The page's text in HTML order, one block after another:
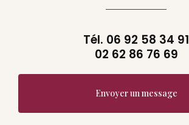
Tél. 06 92 58 34 91
02 62 86 76 69
Envoyer un message